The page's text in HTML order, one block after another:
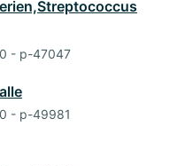
- p-47047
- p-49981